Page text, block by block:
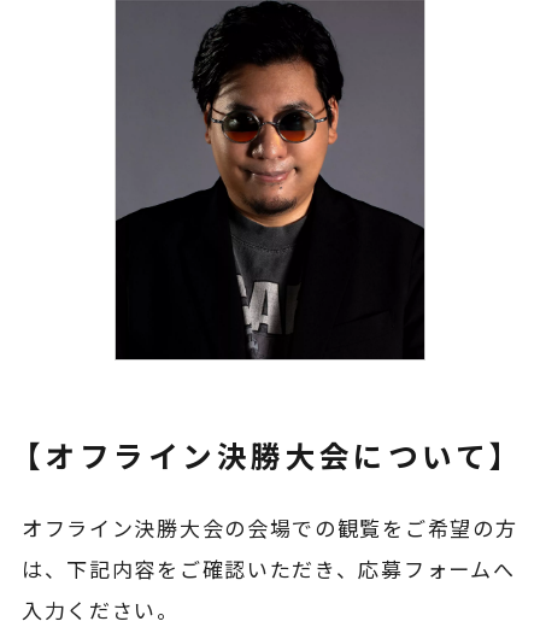
【オフライン決勝大会について】
オフライン決勝大会の会場での観覧をご希望の方
は、下記内容をご確認いただき、応募フォームへ
入力ください。